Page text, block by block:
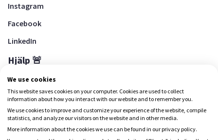
Instagram
Facebook
LinkedIn
Hjälp 🚨
Hjälpcenter
Ladda ned Yepstr
We use cookies
This website saves cookies on your computer. Cookies are used to collect
information about how you interact with our website and to remember you.
We use cookies to improve and customize your experience of the website, compile
statistics, and analyze our visitors on the website and in other media.
More information about the cookies we use can be found in our privacy policy.